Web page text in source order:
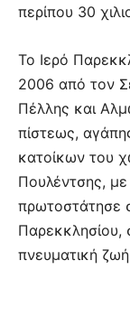
περίπου 30
Το Ιερό
2006 από τον
Πέλλης και
πίστεως,
κατοίκων του
Πουλέντσης, με
πρωτοστάτησε
Παρεκκλησίου,
πνευματική